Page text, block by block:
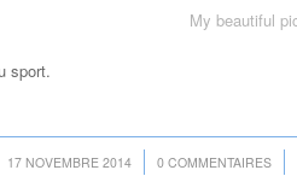
sport.
17 NOVEMBRE 2014
/ 0 COMMENTAIRES
/